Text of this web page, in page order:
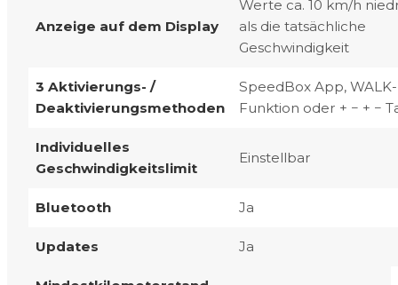
Anzeige auf dem Display
Werte ca. 10 km/h
als die tatsächliche
Geschwindigkeit
3 Aktivierungs- /
Deaktivierungsmethoden
SpeedBox App, WALK-
Funktion oder + − + −
Individuelles
Geschwindigkeitslimit
Einstellbar
Bluetooth Ja
Updates Ja